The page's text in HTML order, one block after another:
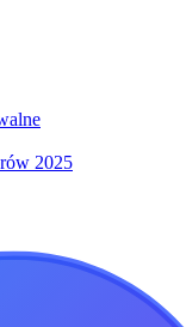
2025